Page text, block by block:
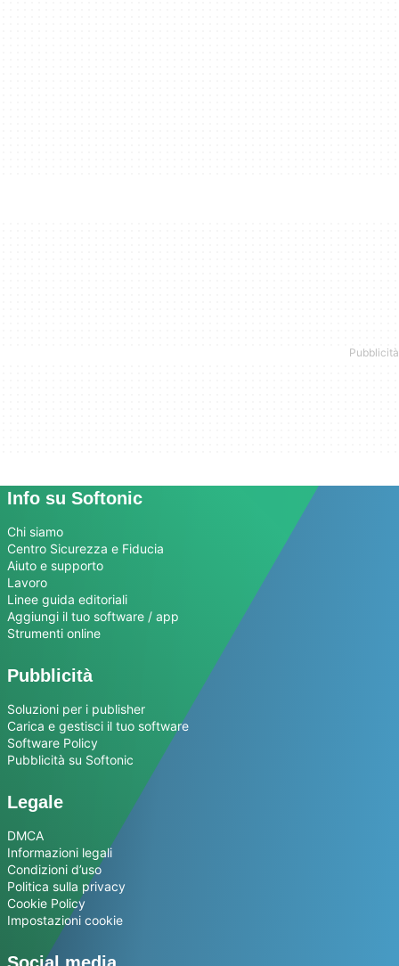
Info su Softonic
Chi siamo
Centro Sicurezza e Fiducia
Aiuto e supporto
Lavoro
Linee guida editoriali
Aggiungi il tuo software / app
Strumenti online
Pubblicità
Soluzioni per i publisher
Carica e gestisci il tuo software
Software Policy
Pubblicità su Softonic
Legale
DMCA
Informazioni legali
Condizioni d’uso
Politica sulla privacy
Cookie Policy
Impostazioni cookie